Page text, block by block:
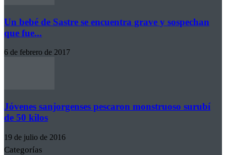
Un bebé de Sastre se encuentra grave y sospechan
que fue...
6 de febrero de 2017
Jóvenes sanjorgenses pescaron monstruoso surubí
de 50 kilos
19 de julio de 2016
Categorías